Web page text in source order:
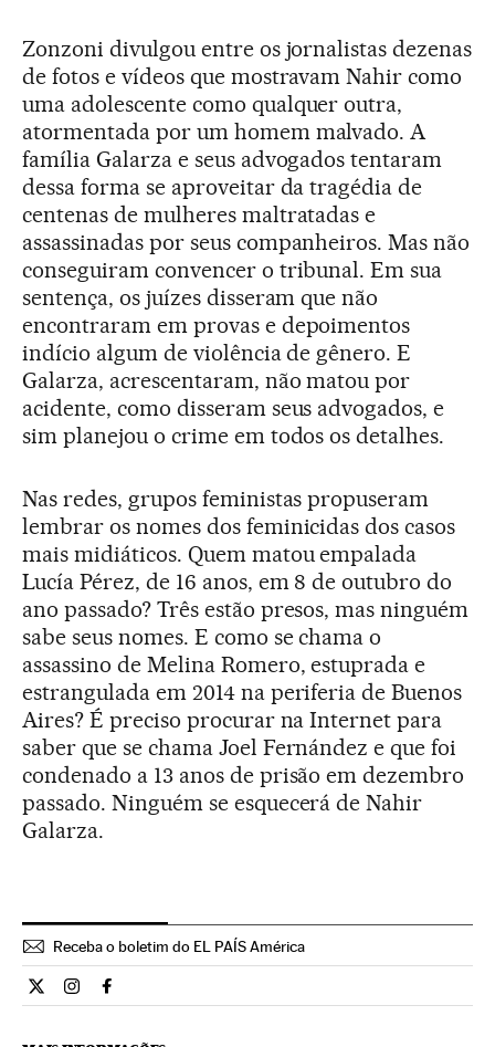
Zonzoni divulgou entre os jornalistas dezenas
de fotos e vídeos que mostravam Nahir como
uma adolescente como qualquer outra,
atormentada por um homem malvado. A
família Galarza e seus advogados tentaram
dessa forma se aproveitar da tragédia de
centenas de mulheres maltratadas e
assassinadas por seus companheiros. Mas não
conseguiram convencer o tribunal. Em sua
sentença, os juízes disseram que não
encontraram em provas e depoimentos
indício algum de violência de gênero. E
Galarza, acrescentaram, não matou por
acidente, como disseram seus advogados, e
sim planejou o crime em todos os detalhes.
Nas redes, grupos feministas propuseram
lembrar os nomes dos feminicidas dos casos
mais midiáticos. Quem matou empalada
Lucía Pérez, de 16 anos, em 8 de outubro do
ano passado? Três estão presos, mas ninguém
sabe seus nomes. E como se chama o
assassino de Melina Romero, estuprada e
estrangulada em 2014 na periferia de Buenos
Aires? É preciso procurar na Internet para
saber que se chama Joel Fernández e que foi
condenado a 13 anos de prisão em dezembro
passado. Ninguém se esquecerá de Nahir
Galarza.
Receba o boletim do EL PAÍS América
Internacional El País Brasil en Twitter
Internacional El País Brasil en Instagram
Internacional El País Brasil en Facebook